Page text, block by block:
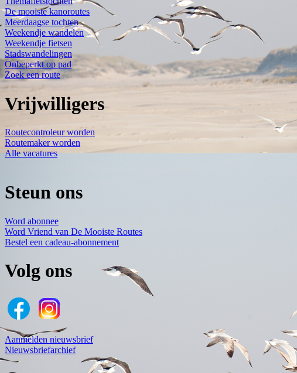
De mooiste kanoroutes
Meerdaagse tochten
Weekendje wandelen
Weekendje fietsen
Stadswandelingen
Onbeperkt op pad
Zoek een route
Vrijwilligers
Routecontroleur worden
Routemaker worden
Alle vacatures
Steun ons
Word abonnee
Word Vriend van De Mooiste Routes
Bestel een cadeau-abonnement
Volg ons
Aanmelden nieuwsbrief
Nieuwsbriefarchief